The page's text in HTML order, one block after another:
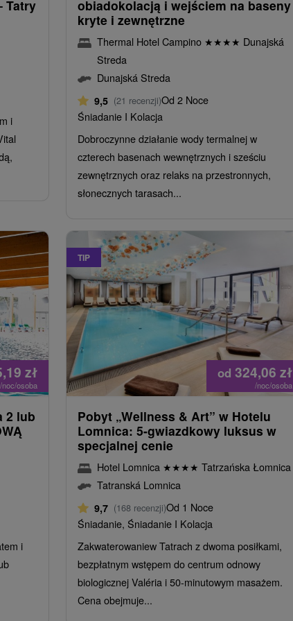
Tatry
i
obiadokolacją i wejściem na baseny
kryte i zewnętrzne
Thermal Hotel Campino ★★★★ Dunajská
Streda
Dunajská Streda
9,5 (21 recenzji)Od 2 Noce
Śniadanie I Kolacja
Dobroczynne działanie wody termalnej w
czterech basenach wewnętrznych i sześciu
zewnętrznych oraz relaks na przestronnych,
słonecznych tarasach...
zł
/noc/osoba
2 lub
i
TIP
od 324,06 zł
/noc/osoba
Pobyt „Wellness & Art” w Hotelu
Lomnica: 5-gwiazdkowy luksus w
specjalnej cenie
Hotel Lomnica ★★★★ Tatrzańska Łomnica
Tatranská Lomnica
9,7 (168 recenzji)Od 1 Noce
Śniadanie, Śniadanie I Kolacja
Zakwaterowaniew Tatrach z dwoma posiłkami,
bezpłatnym wstępem do centrum odnowy
biologicznej Valéria i 50-minutowym masażem.
Cena obejmuje...